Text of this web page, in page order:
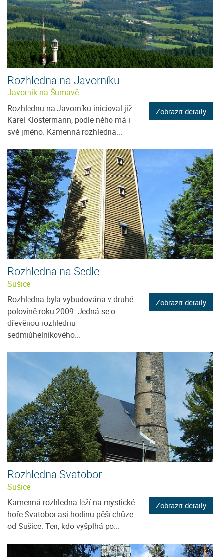
Rozhledna na Javorníku
Javorník na Šumavě
Rozhlednu na Javorníku inicioval již
Karel Klostermann, podle něho má i
své jméno. Kamenná rozhledna...
Zobrazit detaily
Rozhledna na Sedle
Sušice
Rozhledna byla vybudována v druhé
polovině roku 2009. Jedná se o
dřevěnou rozhlednu
sedmiúhelníkového...
Zobrazit detaily
Rozhledna Svatobor
Sušice
Kamenná rozhledna leží na mystické
hoře Svatobor asi hodinu pěší chůze
od Sušice. Ten, kdo vyšplhá po...
Zobrazit detaily